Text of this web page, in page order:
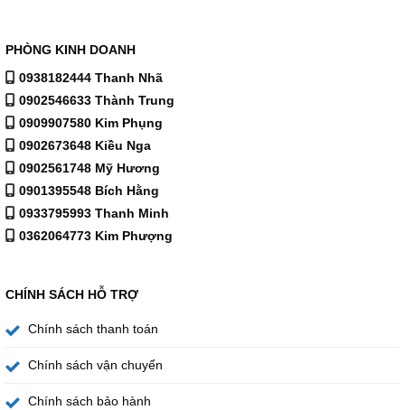
trên màn hình, giúp hình ảnh và âm thanh đồng bộ, tăng
PHÒNG KINH DOANH
0938182444 Thanh Nhã
0902546633 Thành Trung
0909907580 Kim Phụng
0902673648 Kiều Nga
0902561748 Mỹ Hương
0901395548 Bích Hằng
0933795993 Thanh Minh
0362064773 Kim Phượng
CHÍNH SÁCH HỖ TRỢ
Chính sách thanh toán
Chính sách vận chuyển
Chính sách bảo hành